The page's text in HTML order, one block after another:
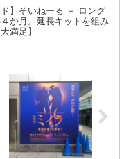
ド】そいねーる ＋ ロング
か月。延長キットを組み
満足】